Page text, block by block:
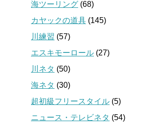
海ツーリング (68)
カヤックの道具 (145)
川練習 (57)
エスキモーロール (27)
川ネタ (50)
海ネタ (30)
超初級フリースタイル (5)
ニュース・テレビネタ (54)